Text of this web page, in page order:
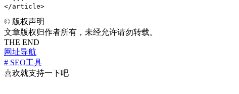
</article>
© 版权声明
文章版权归作者所有，未经允许请勿转载。
THE END
网址导航
# SEO工具
喜欢就支持一下吧